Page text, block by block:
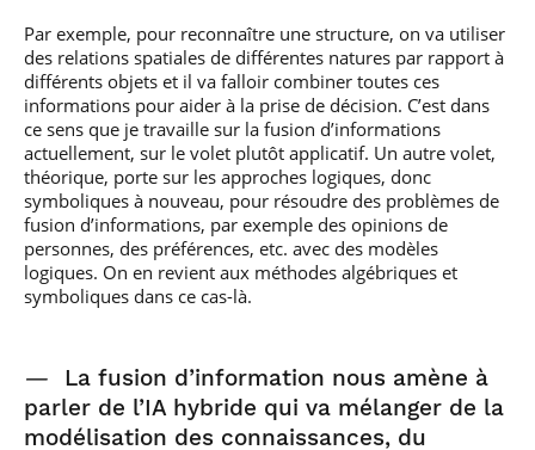
Par exemple, pour reconnaître une structure, on va utiliser
des relations spatiales de différentes natures par rapport à
différents objets et il va falloir combiner toutes ces
informations pour aider à la prise de décision. C’est dans
ce sens que je travaille sur la fusion d’informations
actuellement, sur le volet plutôt applicatif. Un autre volet,
théorique, porte sur les approches logiques, donc
symboliques à nouveau, pour résoudre des problèmes de
fusion d’informations, par exemple des opinions de
personnes, des préférences, etc. avec des modèles
logiques. On en revient aux méthodes algébriques et
symboliques dans ce cas-là.
—
La fusion d’information nous amène à
parler de l’IA hybride qui va mélanger de la
modélisation des connaissances, du